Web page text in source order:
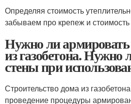
Определяя стоимость
забываем про крепеж и стоимость
Нужно ли армировать
из газобетона. Нужно
стены при
Строительство дома из
проведение процедуры